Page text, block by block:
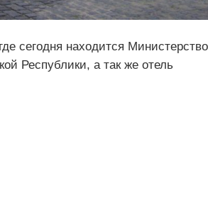
сегодня находится Министерство
Республики, а так же отель